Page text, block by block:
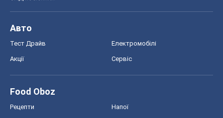
Авто
Тест Драйв Електромобілі
Акції Сервіс
Food Oboz
Рецепти Напої